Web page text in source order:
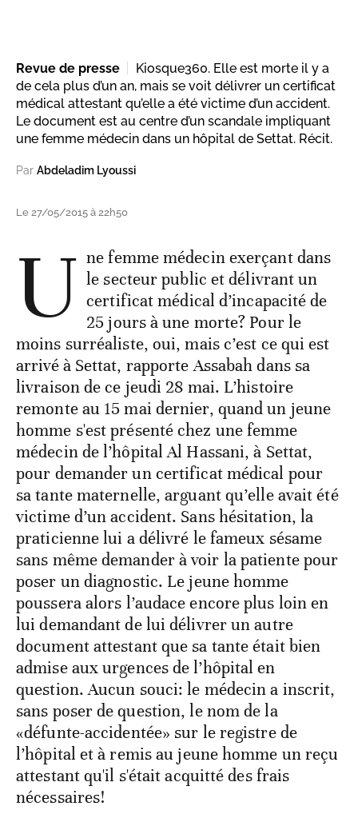
Revue de presse
Kiosque360. Elle est morte il y a
de cela plus d’un an, mais se voit délivrer un certificat
médical attestant qu’elle a été victime d’un accident.
Le document est au centre d’un scandale impliquant
une femme médecin dans un hôpital de Settat. Récit.
Par Abdeladim Lyoussi
Le 27/05/2015 à 22h50
U ne femme médecin exerçant dans
le secteur public et délivrant un
certificat médical d’incapacité de
25 jours à une morte? Pour le
moins surréaliste, oui, mais c’est ce qui est
arrivé à Settat, rapporte Assabah dans sa
livraison de ce jeudi 28 mai. L’histoire
remonte au 15 mai dernier, quand un jeune
homme s'est présenté chez une femme
médecin de l’hôpital Al Hassani, à Settat,
pour demander un certificat médical pour
sa tante maternelle, arguant qu’elle avait été
victime d’un accident. Sans hésitation, la
praticienne lui a délivré le fameux sésame
sans même demander à voir la patiente pour
poser un diagnostic. Le jeune homme
poussera alors l’audace encore plus loin en
lui demandant de lui délivrer un autre
document attestant que sa tante était bien
admise aux urgences de l’hôpital en
question. Aucun souci: le médecin a inscrit,
sans poser de question, le nom de la
«défunte-accidentée» sur le registre de
l’hôpital et à remis au jeune homme un reçu
attestant qu'il s'était acquitté des frais
nécessaires!